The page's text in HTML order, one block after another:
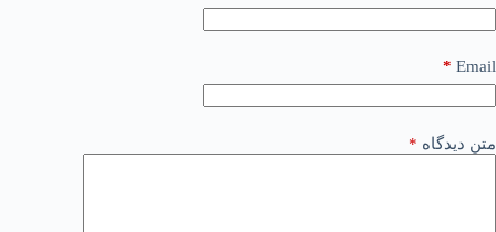
Email
*
متن دیدگاه *